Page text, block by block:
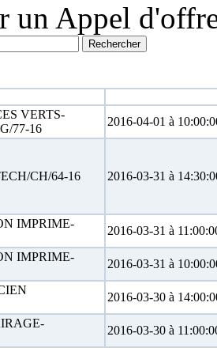
un Appel
VERTS-
77-16
2016-04-01 à
CH/64-16 2016-03-31 à
IMPRIME-
2016-03-31 à
IMPRIME-
2016-03-31 à
2016-03-30 à
2016-03-30 à